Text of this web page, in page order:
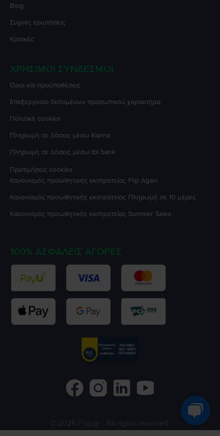
Blog
Συχνές ερωτήσεις
Κριτικές
ΧΡΉΣΙΜΟΙ ΣΎΝΔΕΣΜΟΙ
Όροι και προϋποθέσεις
Επεξεργασία δεδομένων προσωπικού χαρακτήρα
Πολιτική cookies
Πληρωμή σε δόσεις μέσω Klarna
Πληρωμή σε δόσεις μέσω tbi bank
Προτιμήσεις cookies
Κανονισμός προωθητικής εκστρατείας Flip Again
Κανονισμός προωθητικής εκστρατείας Πληρωμή σε 10 μέρες
Κανονισμός προωθητικής εκστρατείας Summer Sales
100% ΑΣΦΑΛΕΊΣ ΑΓΟΡΈΣ